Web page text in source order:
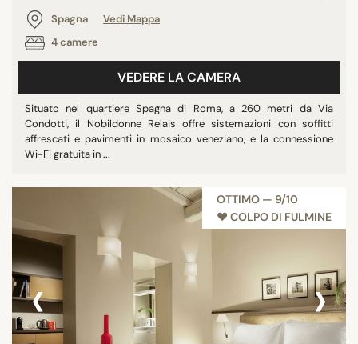
Spagna
Vedi Mappa
4 camere
VEDERE LA CAMERA
Situato nel quartiere Spagna di Roma, a 260 metri da Via
Condotti, il Nobildonne Relais offre sistemazioni con soffitti
affrescati e pavimenti in mosaico veneziano, e la connessione
Wi-Fi gratuita in ...
OTTIMO — 9/10
♥︎ COLPO DI FULMINE
‹ ›